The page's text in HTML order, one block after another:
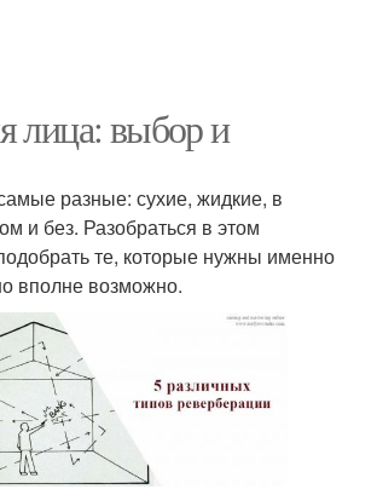
лица: выбор и
разные: сухие, жидкие, в
и без. Разобраться в этом
те, которые нужны именно
вполне возможно.